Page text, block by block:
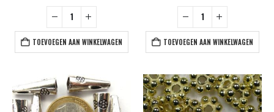
TOEVOEGEN AAN WINKELWAGEN TOEVOEGEN AAN WINKELWAGEN